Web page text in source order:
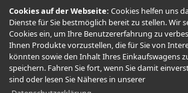
Cookies auf der Webseite:Cookies helfen uns
Dienste für Sie bestmöglich bereit zu stellen. Wir
Cookies ein, um Ihre Benutzererfahrung zu
Ihnen Produkte vorzustellen, die für Sie von
könnten sowie den Inhalt Ihres Einkaufswagens
speichern. Fahren Sie fort, wenn Sie damit
sind oder lesen Sie Näheres in unserer
(auf Anfrage auch für
behördliche